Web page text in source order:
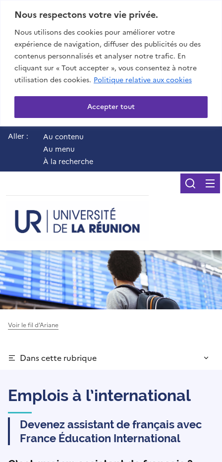
Nous respectons votre vie privée.
Nous utilisons des cookies pour améliorer votre
expérience de navigation, diffuser des publicités ou des
contenus personnalisés et analyser notre trafic. En
cliquant sur « Tout accepter », vous consentez à notre
utilisation des cookies. Politique relative aux cookies
Accepter tout
Aller :
Au contenu
Au menu
À la recherche
Voir le fil d’Ariane
Dans cette rubrique
Emplois à l’international
Devenez assistant de français avec
France Éducation International